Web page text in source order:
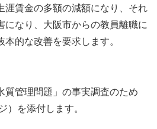
賃金の多額の減額になり、それ
になり、大阪市からの教員離職に
的な改善を要求します。
管理問題」の事実調査のため
）を添付します。